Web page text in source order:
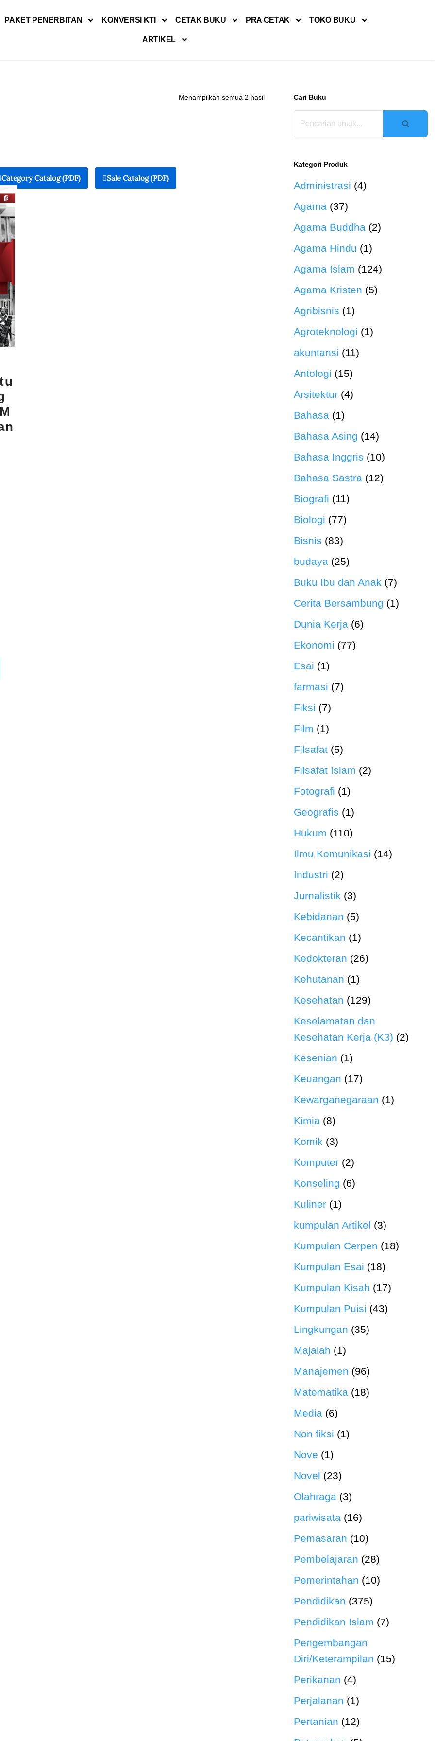
PAKET PENERBITAN KONVERSI KTI CETAK BUKU PRA CETAK TOKO BUKU
ARTIKEL
Menampilkan semua 2 hasil
Category Catalog (PDF) Sale Catalog (PDF)
Cari Buku
Kategori Produk
Administrasi (4)
Agama (37)
Agama Buddha (2)
Agama Hindu (1)
Agama Islam (124)
Agama Kristen (5)
Agribisnis (1)
Agroteknologi (1)
akuntansi (11)
Antologi (15)
Arsitektur (4)
Bahasa (1)
Bahasa Asing (14)
Bahasa Inggris (10)
Bahasa Sastra (12)
Biografi (11)
Biologi (77)
Bisnis (83)
budaya (25)
Buku Ibu dan Anak (7)
Cerita Bersambung (1)
Dunia Kerja (6)
Ekonomi (77)
Esai (1)
farmasi (7)
Fiksi (7)
Film (1)
Filsafat (5)
Filsafat Islam (2)
Fotografi (1)
Geografis (1)
Hukum (110)
Ilmu Komunikasi (14)
Industri (2)
Jurnalistik (3)
Kebidanan (5)
Kecantikan (1)
Kedokteran (26)
Kehutanan (1)
Kesehatan (129)
Keselamatan dan
Kesehatan Kerja (K3) (2)
Kesenian (1)
Keuangan (17)
Kewarganegaraan (1)
Kimia (8)
Komik (3)
Komputer (2)
Konseling (6)
Kuliner (1)
kumpulan Artikel (3)
Kumpulan Cerpen (18)
Kumpulan Esai (18)
Kumpulan Kisah (17)
Kumpulan Puisi (43)
Lingkungan (35)
Majalah (1)
Manajemen (96)
Matematika (18)
Media (6)
Non fiksi (1)
Nove (1)
Novel (23)
Olahraga (3)
pariwisata (16)
Pemasaran (10)
Pembelajaran (28)
Pemerintahan (10)
Pendidikan (375)
Pendidikan Islam (7)
Pengembangan
Diri/Keterampilan (15)
Perikanan (4)
Perjalanan (1)
Pertanian (12)